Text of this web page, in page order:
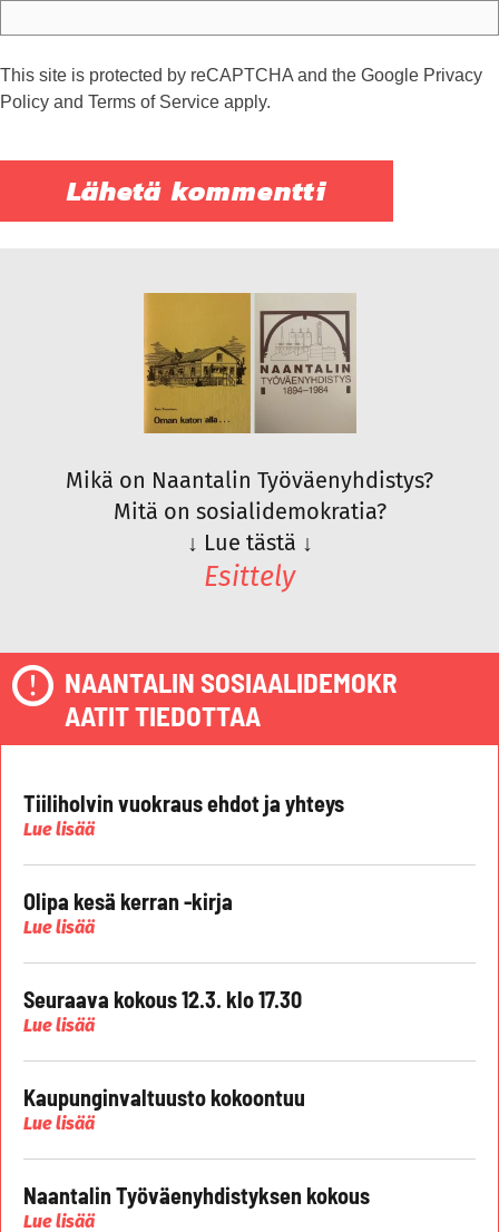
This site is protected by reCAPTCHA and the Google Privacy
Policy and Terms of Service apply.
Mikä on Naantalin Työväenyhdistys?
Mitä on sosialidemokratia?
↓ Lue tästä ↓
Esittely
NAANTALIN SOSIAALIDEMOKR
AATIT TIEDOTTAA
Tiiliholvin vuokraus ehdot ja yhteys
Lue lisää
Olipa kesä kerran -kirja
Lue lisää
Seuraava kokous 12.3. klo 17.30
Lue lisää
Kaupunginvaltuusto kokoontuu
Lue lisää
Naantalin Työväenyhdistyksen kokous
Lue lisää